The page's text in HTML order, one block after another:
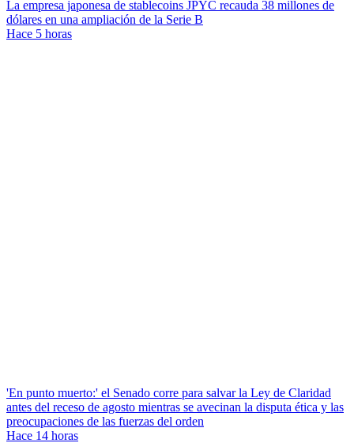
La empresa japonesa de stablecoins JPYC recauda 38 millones de
dólares en una ampliación de la Serie B
Hace 5 horas
'En punto muerto:' el Senado corre para salvar la Ley de Claridad
antes del receso de agosto mientras se avecinan la disputa ética y las
preocupaciones de las fuerzas del orden
Hace 14 horas